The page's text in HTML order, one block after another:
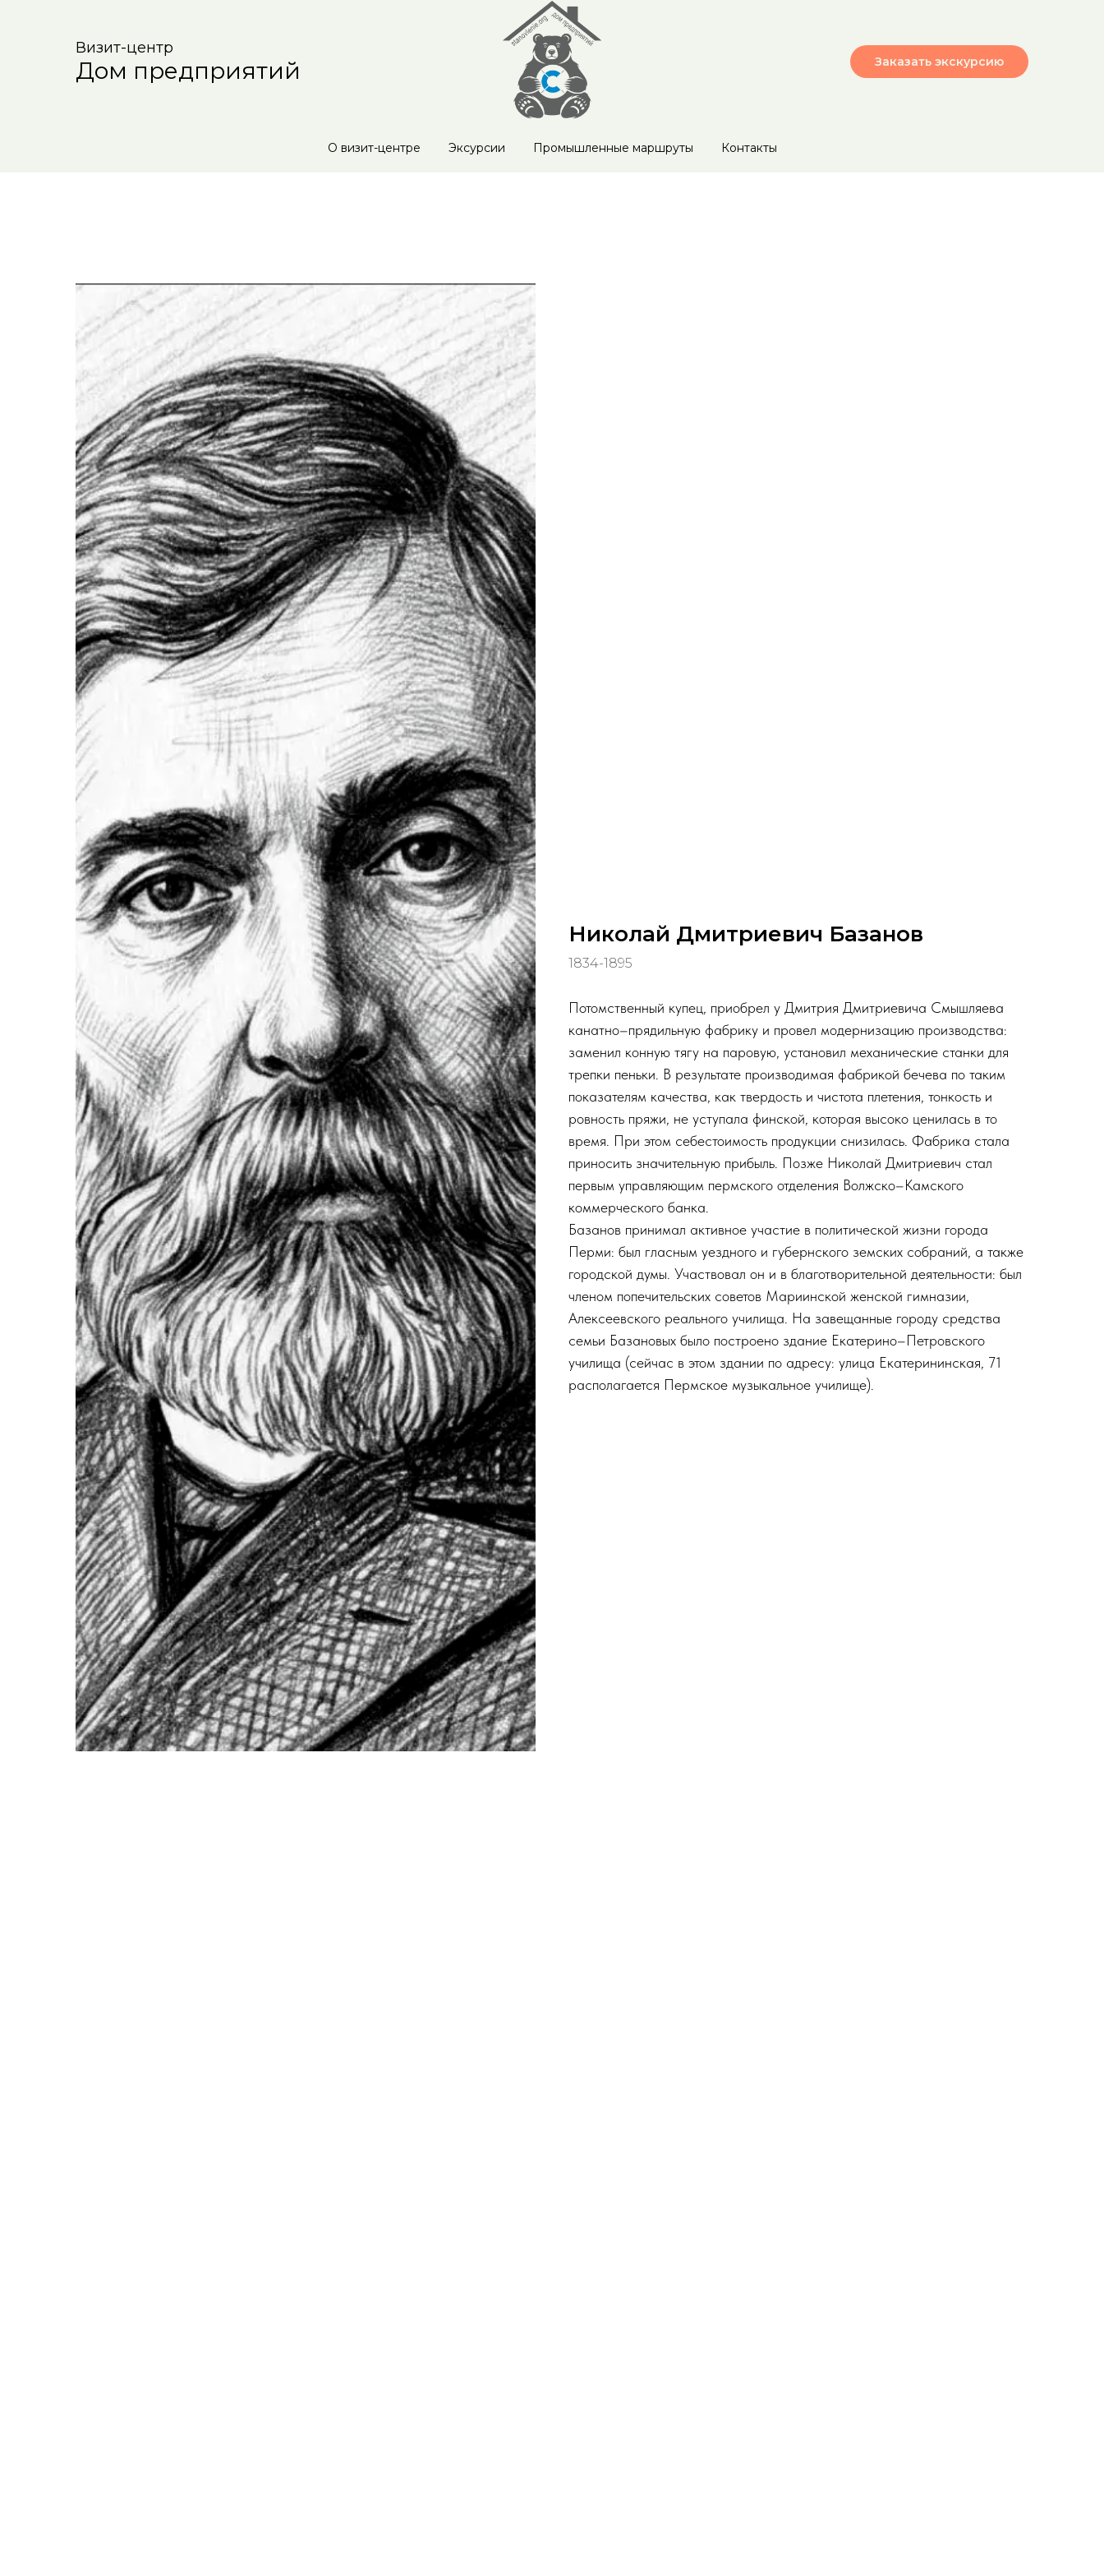
Визит-центр
Дом предприятий Заказать экскурсию
О визит-центре Эксурсии Промышленные маршруты Контакты
Николай Дмитриевич Базанов
1834-1895
Потомственный купец, приобрел у Дмитрия Дмитриевича Смышляева
канатно–прядильную фабрику и провел модернизацию производства:
заменил конную тягу на паровую, установил механические станки для
трепки пеньки. В результате производимая фабрикой бечева по таким
показателям качества, как твердость и чистота плетения, тонкость и
ровность пряжи, не уступала финской, которая высоко ценилась в то
время. При этом себестоимость продукции снизилась. Фабрика стала
приносить значительную прибыль. Позже Николай Дмитриевич стал
первым управляющим пермского отделения Волжско–Камского
коммерческого банка.
Базанов принимал активное участие в политической жизни города
Перми: был гласным уездного и губернского земских собраний, а также
городской думы. Участвовал он и в благотворительной деятельности: был
членом попечительских советов Мариинской женской гимназии,
Алексеевского реального училища. На завещанные городу средства
семьи Базановых было построено здание Екатерино–Петровского
училища (сейчас в этом здании по адресу: улица Екатерининская, 71
располагается Пермское музыкальное училище).